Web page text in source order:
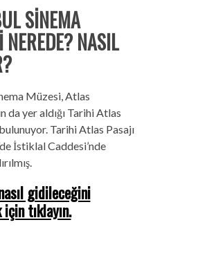
SİNEMA
NEREDE? NASIL
Müzesi, Atlas
da yer aldığı Tarihi Atlas
bulunuyor. Tarihi Atlas Pasajı
İstiklal Caddesi’nde
gidileceğini
tıklayın.